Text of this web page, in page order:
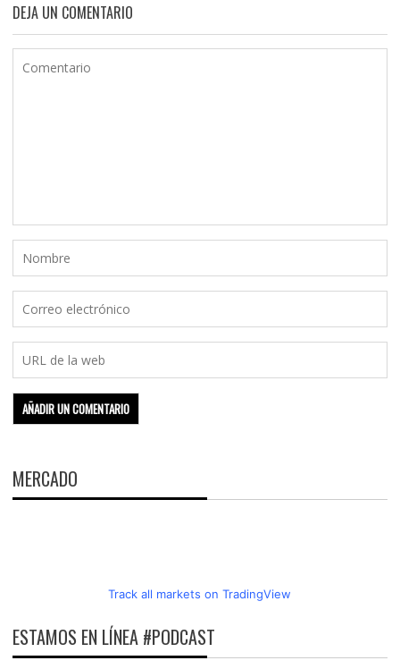
DEJA UN COMENTARIO
MERCADO
Track all markets on TradingView
ESTAMOS EN LÍNEA #PODCAST